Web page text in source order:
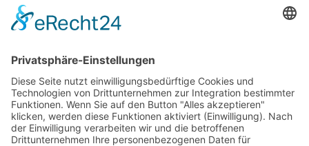
Allgemeine Geschäftsbedingungen
Datenschutzerklärung
Unser Seminarangebot
Seminarreihen